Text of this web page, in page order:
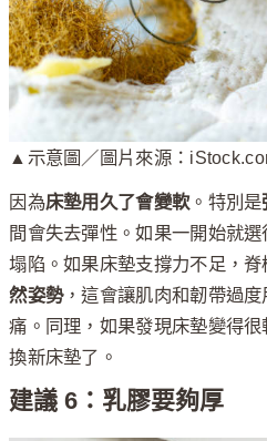
▲示意圖／圖片來源：
因為床墊用久了會變軟。特別是
間會失去彈性。如果一開始就
塌陷。如果床墊支撐力不足，脊
然姿勢，這會讓肌肉和韌帶過
痛。同理，如果發現床墊變得
換新床墊了。
建議 6：乳膠要夠厚